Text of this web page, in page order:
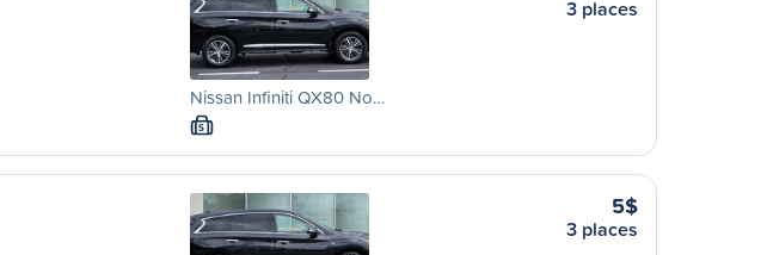
Nissan Infiniti QX80 No…
S
3 places
5$
3 places